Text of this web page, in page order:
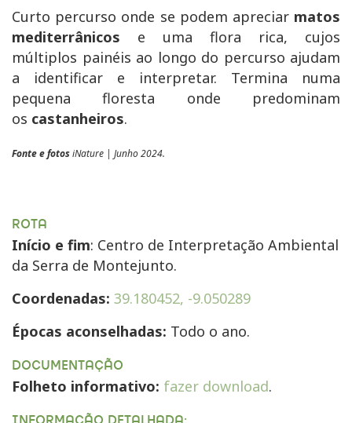
Curto percurso onde se podem apreciar matos
mediterrânicos e uma flora rica, cujos
múltiplos painéis ao longo do percurso ajudam
a identificar e interpretar. Termina numa
pequena floresta onde predominam
os castanheiros.
Fonte e fotosiNature | Junho 2024.
ROTA
Início e fim: Centro de Interpretação Ambiental
da Serra de Montejunto.
Coordenadas: 39.180452, -9.050289
Épocas aconselhadas: Todo o ano.
DOCUMENTAÇÃO
Folheto informativo: fazer download.